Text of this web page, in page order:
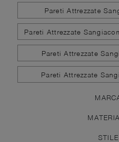
Pareti Attrezzate
Pareti Attrezzate
Pareti Attrezzate
Pareti Attrezzate
STILE